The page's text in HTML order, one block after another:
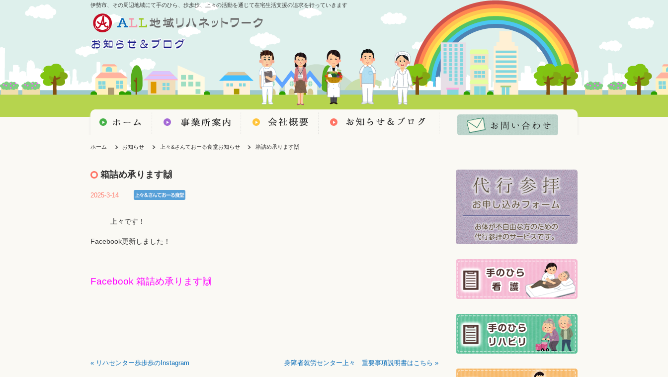
伊勢市、その周辺地域にて手のひら、歩歩歩、上々の活動を通じて在宅生活支援の追求を行っていきます
ホーム お知らせ 上々&さんておーる食堂お知らせ 箱詰め承ります🙌
箱詰め承ります🙌
2025-3-14
上々です！
Facebook更新しました！
Facebook 箱詰め承ります🙌
« リハセンター歩歩歩のInstagram 身障者就労センター上々 重要事項説明書はこちら »